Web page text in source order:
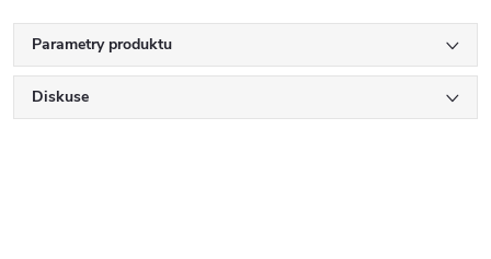
Parametry produktu
Diskuse